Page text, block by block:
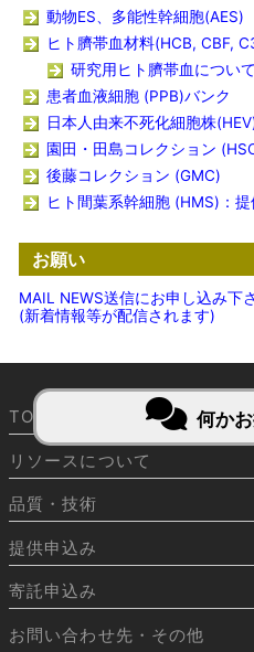
動物ES、多能性幹細胞(AES)
ヒト臍帯血材料(HCB, CBF,
研究用ヒト臍帯血について
患者血液細胞 (PPB)バンク
日本人由来不死化細胞株
園田・田島コレクション
後藤コレクション (GMC)
ヒト間葉系幹細胞 (HMS)：提
お願い
MAIL NEWS送信にお申し込み下さ
(新着情報等が配信されます)
TOP
リソースについて
品質・技術
提供申込み
寄託申込み
お問い合わせ先・その他
何か